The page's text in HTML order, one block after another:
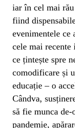
iar în cel mai
fiind
evenimentele ce
cele mai
ce țintește spre
comodificare și
educație – o
Cândva,
să fie munca
pandemie,